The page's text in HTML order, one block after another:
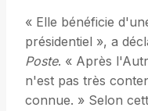
« Elle bénéficie
présidentiel », a
Poste. « Après
n'est pas très
connue. » Selon